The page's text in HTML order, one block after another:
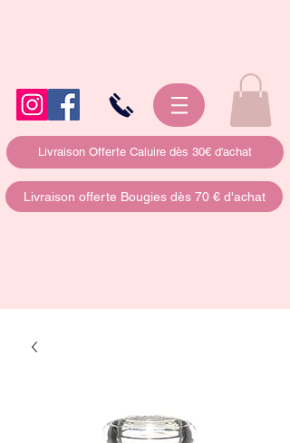
Livraison Offerte Caluire dès 30€ d'achat
Livraison offerte Bougies dès 70 € d'achat